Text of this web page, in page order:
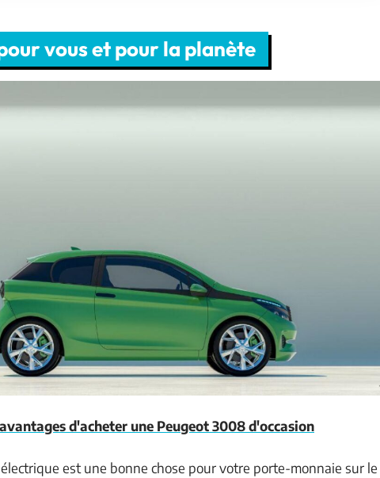
vous et pour la planète
d'acheter une Peugeot 3008 d'occasion
est une bonne chose pour votre porte-monnaie sur le